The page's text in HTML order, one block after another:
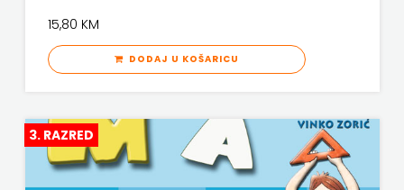
15,80 KM
DODAJ U KOŠARICU
3. RAZRED